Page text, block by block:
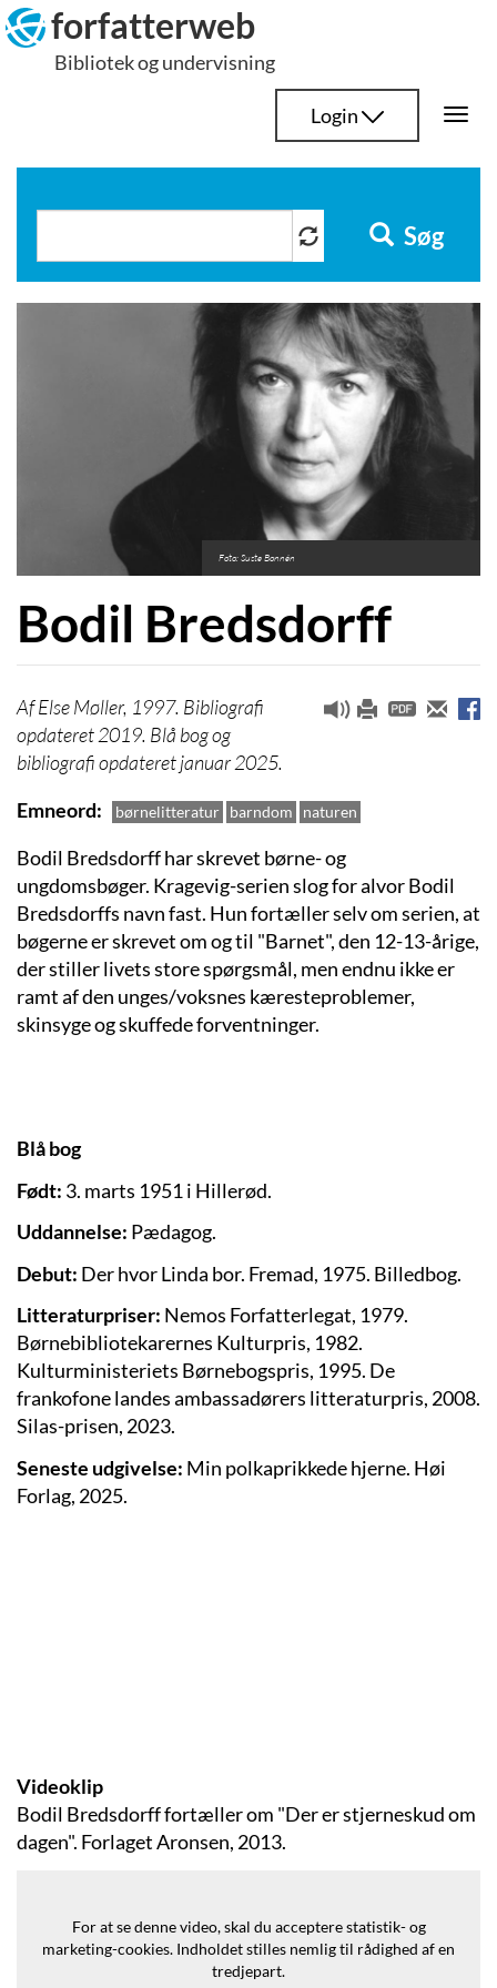
Hop
til
indhold
forfatterweb
Bibliotek og undervisning
Login
Søg
Foto: Suste Bonnén
Bodil Bredsdorff
Else Møller, 1997. Bibliografi
opdateret 2019. Blå bog og
bibliografi opdateret januar 2025.
Emneord
børnelitteratur barndom naturen
Bodil Bredsdorff har skrevet børne- og
ungdomsbøger. Kragevig-serien slog for alvor Bodil
Bredsdorffs navn fast. Hun fortæller selv om serien, at
bøgerne er skrevet om og til "Barnet", den 12-13-årige,
der stiller livets store spørgsmål, men endnu ikke er
ramt af den unges/voksnes kæresteproblemer,
skinsyge og skuffede forventninger.
Blå bog
Født: 3. marts 1951 i Hillerød.
Uddannelse: Pædagog.
Debut: Der hvor Linda bor. Fremad, 1975. Billedbog.
Litteraturpriser: Nemos Forfatterlegat, 1979.
Børnebibliotekarernes Kulturpris, 1982.
Kulturministeriets Børnebogspris, 1995. De
frankofone landes ambassadørers litteraturpris, 2008.
Silas-prisen, 2023.
Seneste udgivelse: Min polkaprikkede hjerne. Høi
Forlag, 2025.
Videoklip
Bodil Bredsdorff fortæller om "Der er stjerneskud om
dagen". Forlaget Aronsen, 2013.
For at se denne video, skal du acceptere statistik- og
marketing-cookies. Indholdet stilles nemlig til rådighed af en
tredjepart.